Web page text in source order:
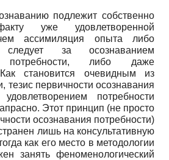
подлежит собственно
уже удовлетворенной
ассимиляция опыта либо
следует за осознаванием
потребности, либо даже
становится очевидным из
тезис первичности осознавания
потребности
Этот принцип (не просто
осознавания потребности)
лишь на консультативную
как его место в методологии
занять феноменологический